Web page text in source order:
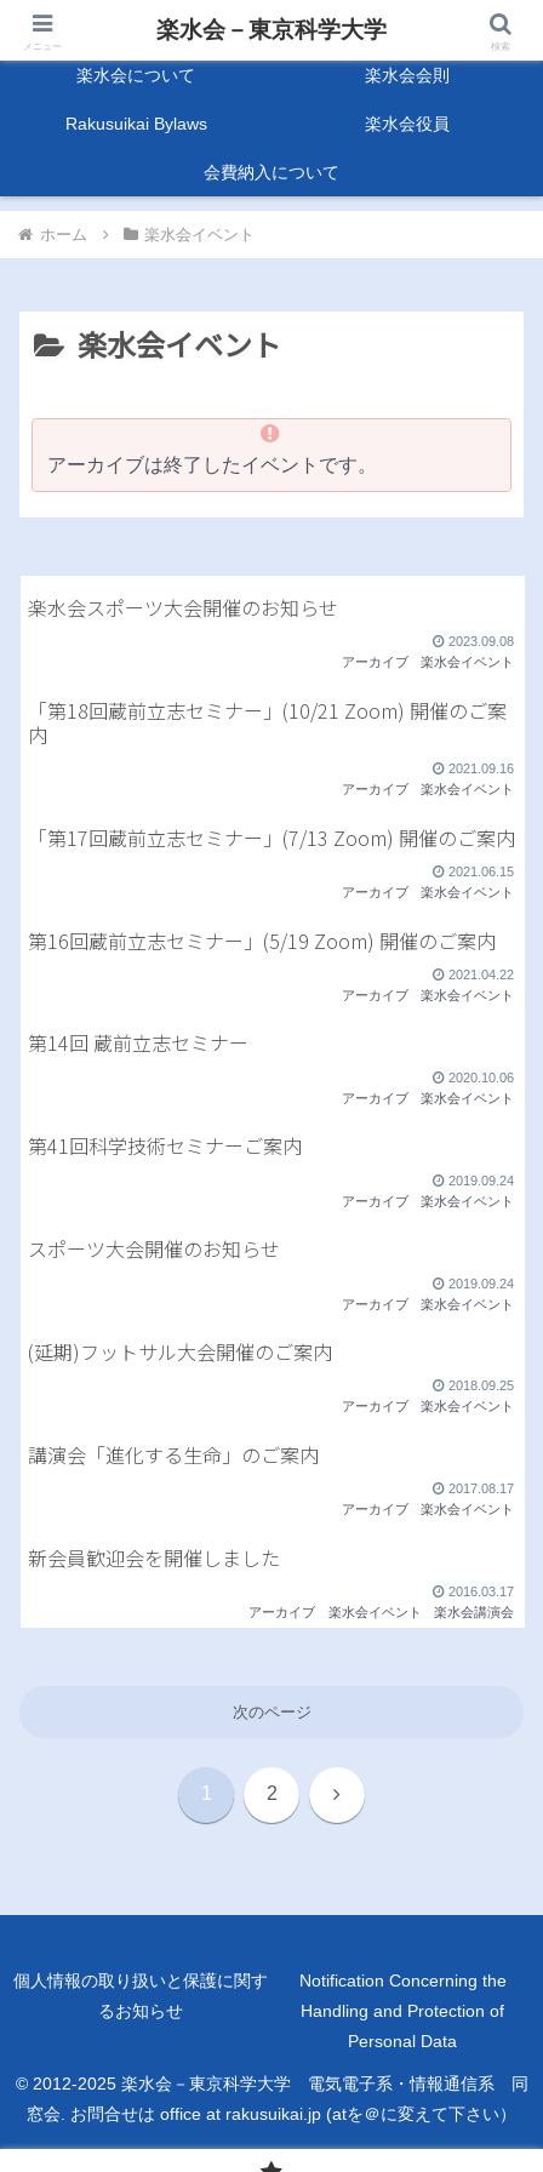
楽水会－東京科学大学
楽水会について 楽水会会則
Rakusuikai Bylaws 楽水会役員
会費納入について
ホーム 楽水会イベント
楽水会イベント
アーカイブは終了したイベントです。
楽水会スポーツ大会開催のお知らせ
2023.09.08
アーカイブ
楽水会イベント
「第18回蔵前立志セミナー」(10/21 Zoom) 開催のご案
内
2021.09.16
アーカイブ
楽水会イベント
「第17回蔵前立志セミナー」(7/13 Zoom) 開催のご案内
2021.06.15
アーカイブ
楽水会イベント
第16回蔵前立志セミナー」(5/19 Zoom) 開催のご案内
2021.04.22
アーカイブ
楽水会イベント
第14回 蔵前立志セミナー
2020.10.06
アーカイブ
楽水会イベント
第41回科学技術セミナーご案内
2019.09.24
アーカイブ
楽水会イベント
スポーツ大会開催のお知らせ
2019.09.24
アーカイブ
楽水会イベント
(延期)フットサル大会開催のご案内
2018.09.25
アーカイブ
楽水会イベント
講演会「進化する生命」のご案内
2017.08.17
アーカイブ
楽水会イベント
新会員歓迎会を開催しました
2016.03.17
アーカイブ
楽水会イベント 楽水会講演会
次のページ
1 2 次
個人情報の取り扱いと保護に関す
るお知らせ
Notification Concerning the
Handling and Protection of
Personal Data
© 2012-2025 楽水会－東京科学大学 電気電子系・情報通信系 同
窓会. お問合せは office at rakusuikai.jp (atを＠に変えて下さい）
メニュー
楽水会－東京科学大学
検索